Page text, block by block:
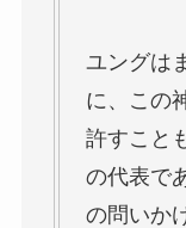
ユングは
に、この
許すこと
の代表で
の問いか